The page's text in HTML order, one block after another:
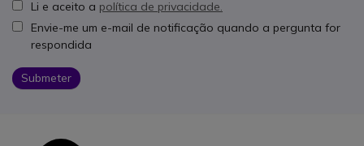
Li e aceito a política de privacidade.
Envie-me um e-mail de notificação quando a pergunta for
respondida
Submeter